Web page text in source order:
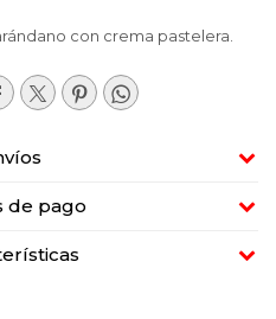
con crema pastelera.
  
de pago